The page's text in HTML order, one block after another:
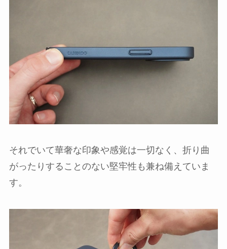
それでいて華奢な印象や感覚は一切なく、折り曲
がったりすることのない堅牢性も兼ね備えていま
す。